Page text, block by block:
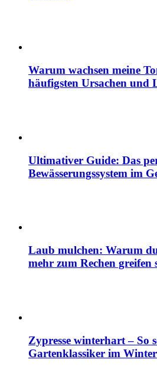
Warum wachsen meine
häufigsten Ursachen und
Ultimativer Guide: Das
Bewässerungssystem im
Laub mulchen: Warum
mehr zum Rechen greifen
Zypresse winterhart – So
Gartenklassiker im Winter